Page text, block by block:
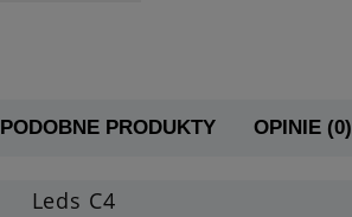
PODOBNE PRODUKTY OPINIE (0)
Leds C4